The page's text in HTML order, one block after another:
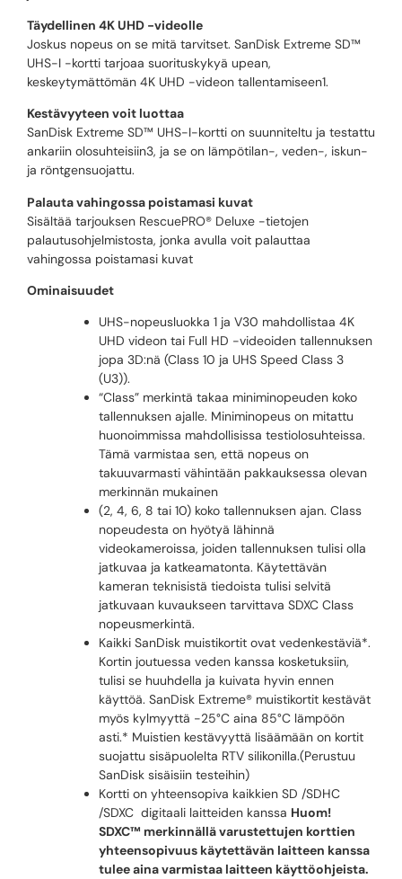
Täydellinen 4K UHD -videolle
Joskus nopeus on se mitä tarvitset. SanDisk Extreme SD™
UHS-I -kortti tarjoaa suorituskykyä upean,
keskeytymättömän 4K UHD -videon tallentamiseen1.
Kestävyyteen voit luottaa
SanDisk Extreme SD™ UHS-I-kortti on suunniteltu ja testattu
ankariin olosuhteisiin3, ja se on lämpötilan-, veden-, iskun-
ja röntgensuojattu.
Palauta vahingossa poistamasi kuvat
Sisältää tarjouksen RescuePRO® Deluxe -tietojen
palautusohjelmistosta, jonka avulla voit palauttaa
vahingossa poistamasi kuvat
Ominaisuudet
UHS-nopeusluokka 1 ja V30 mahdollistaa 4K
UHD videon tai Full HD -videoiden tallennuksen
jopa 3D:nä (Class 10 ja UHS Speed Class 3
(U3)).
“Class” merkintä takaa miniminopeuden koko
tallennuksen ajalle. Miniminopeus on mitattu
huonoimmissa mahdollisissa testiolosuhteissa.
Tämä varmistaa sen, että nopeus on
takuuvarmasti vähintään pakkauksessa olevan
merkinnän mukainen
(2, 4, 6, 8 tai 10) koko tallennuksen ajan. Class
nopeudesta on hyötyä lähinnä
videokameroissa, joiden tallennuksen tulisi olla
jatkuvaa ja katkeamatonta. Käytettävän
kameran teknisistä tiedoista tulisi selvitä
jatkuvaan kuvaukseen tarvittava SDXC Class
nopeusmerkintä.
Kaikki SanDisk muistikortit ovat vedenkestäviä*.
Kortin joutuessa veden kanssa kosketuksiin,
tulisi se huuhdella ja kuivata hyvin ennen
käyttöä. SanDisk Extreme® muistikortit kestävät
myös kylmyyttä -25°C aina 85°C lämpöön
asti.* Muistien kestävyyttä lisäämään on kortit
suojattu sisäpuolelta RTV silikonilla.(Perustuu
SanDisk sisäisiin testeihin)
Kortti on yhteensopiva kaikkien SD /SDHC
/SDXC digitaali laitteiden kanssa Huom!
SDXC™ merkinnällä varustettujen korttien
yhteensopivuus käytettävän laitteen kanssa
tulee aina varmistaa laitteen käyttöohjeista.